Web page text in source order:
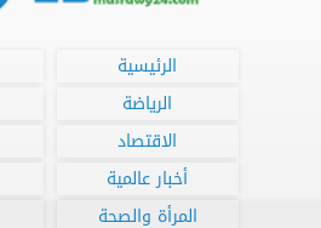
الرئيسية
الرياضة
الاقتصاد
أخبار عالمية
المرأة والصحة